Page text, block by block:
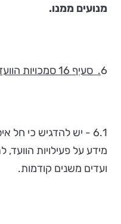
מנועים ממנו.
6. סעיף 16 סמכויות הוועד
6.1 - יש להדגיש כי
מידע על פעילויות הוועד,
ועדים משנים קודמות.